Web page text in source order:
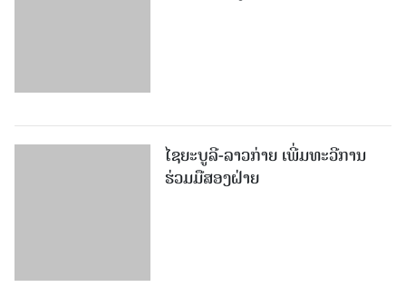
ເພີ່ມເຕີມ
ໜັງສືພິມປະຊາຊົນ